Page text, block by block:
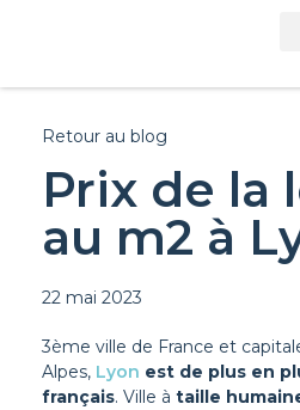
Retour au blog
Prix de la
au m2 à
22 mai 2023
3ème ville de France et
Alpes, Lyon est de plus en
français. Ville à taille